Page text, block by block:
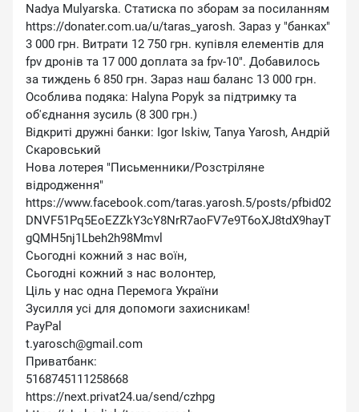
Nadya Mulyarska. Статиска по зборам за посиланням
https://donater.com.ua/u/taras_yarosh. Зараз у ″банках″
3 000 грн. Витрати 12 750 грн. купівля елементів для
fpv дронів та 17 000 доплата за fpv-10″. Добавилось
за тиждень 6 850 грн. Зараз наш баланс 13 000 грн.
Особлива подяка: Halyna Popyk за підтримку та
об'єднання зусиль (8 300 грн.)
Відкриті дружні банки: Igor Iskiw, Tanya Yarosh, Андрій
Скаровський
Нова лотерея ″Письменники/Розстріляне
відродження″
https://www.facebook.com/taras.yarosh.5/posts/pfbid02
DNVF51Pq5EoEZZkY3cY8NrR7aoFV7e9T6oXJ8tdX9hayT
gQMH5nj1Lbeh2h98Mmvl
Сьогодні кожний з нас воїн,
Сьогодні кожний з нас волонтер,
Ціль у нас одна Перемога України
Зусилля усі для допомоги захисникам!
PayPal
t.yarosch@gmail.com
Приватбанк:
5168745111258668
https://next.privat24.ua/send/czhpg